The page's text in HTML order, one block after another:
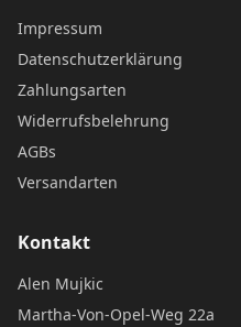
Impressum
Datenschutzerklärung
Zahlungsarten
Widerrufsbelehrung
AGBs
Versandarten
Kontakt
Alen Mujkic
Martha-Von-Opel-Weg 22a